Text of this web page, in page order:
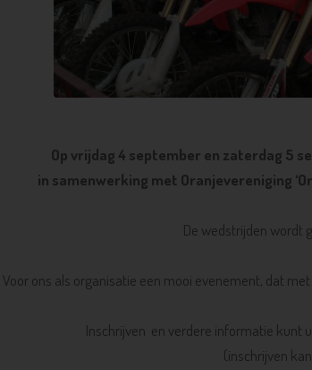
Op vrijdag 4 september en zaterdag 5
in samenwerking met Oranjevereniging
De wedstrijden wordt
Voor ons als organisatie een mooi evenement, dat
Inschrijven en verdere informatie kunt
(inschrijven